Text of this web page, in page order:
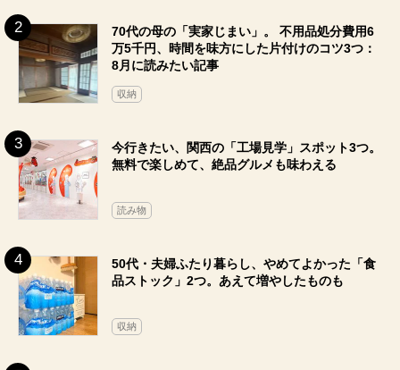
70代の母の「実家じまい」。 不用品処分費用6
万5千円、時間を味方にした片付けのコツ3つ：
8月に読みたい記事
収納
今行きたい、関西の「工場見学」スポット3つ。
無料で楽しめて、絶品グルメも味わえる
読み物
50代・夫婦ふたり暮らし、やめてよかった「食
品ストック」2つ。あえて増やしたものも
収納